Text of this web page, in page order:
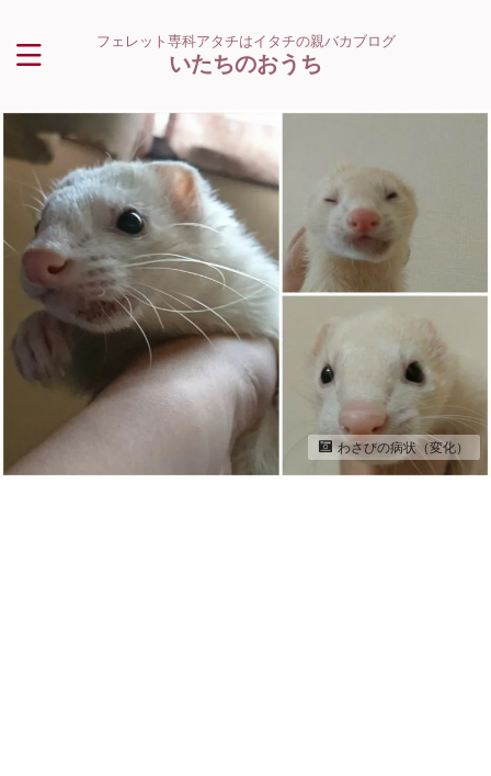
フェレット専科アタチはイタチの親バカブログ
いたちのおうち
わさびの病状（変化）